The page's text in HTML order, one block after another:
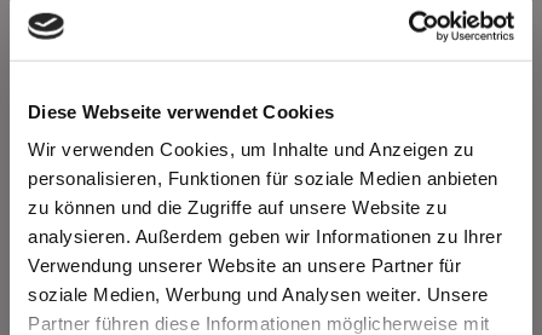
Diese Webseite verwendet Cookies
Wir verwenden Cookies, um Inhalte und Anzeigen zu
personalisieren, Funktionen für soziale Medien anbieten
zu können und die Zugriffe auf unsere Website zu
analysieren. Außerdem geben wir Informationen zu Ihrer
Verwendung unserer Website an unsere Partner für
soziale Medien, Werbung und Analysen weiter. Unsere
Partner führen diese Informationen möglicherweise mit
Vorher